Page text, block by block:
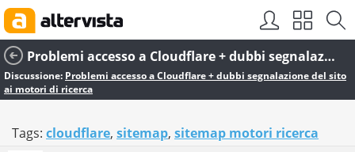
Problemi accesso a Cloudflare + dubbi segnalazione del sito ai motori di ricerca
Discussione: Problemi accesso a Cloudflare + dubbi segnalazione del sito
ai motori di ricerca
Tags: cloudflare, sitemap, sitemap motori ricerca